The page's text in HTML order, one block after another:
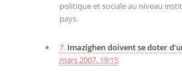
politique et sociale au niveau
pays.
7. Imazighen doivent se doter
mars 2007, 19:15